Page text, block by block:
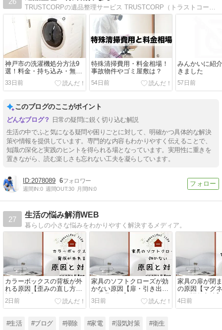
神戸市の洗濯機処分方法9
選！料金・持ち込み・無料
33日前
特殊清掃費用・料金相場！
事故物件やゴミ屋敷は？
54日前
みんかいに紹
きました
57日前
このブログのここがポイント
日常の疑問に鋭く切り込む解説
生活の中でふと気になる疑問や困りごとに対して、明確かつ具体的な解決
策や情報を提供しています。専門的な内容もわかりやすく伝えることで、
知識の深化と実践のヒントを得られる場となっています。実用性に重きを
置きながら、読む楽しさも忘れない工夫を凝らしています。
2078089 6
週間IN:0 週間OUT:30 月間IN:0
27
生活の悩み解消WEB
暮らしの小さな悩みをわかりやすく解決するメディア。
カラーボックスの背板が外
れる原因【歪みの直し方と
補強方法】
2日前
家具のソフトクローズが効
かない原因【扉・引き出し
の部品確認】
3日前
家具の扉が閉
の原因【マグ
チの調整方法】
4日前
#生活 #ブログ #掃除 #家電 #湿気対策 #衛生